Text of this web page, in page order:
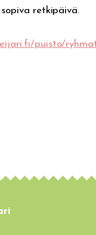
retkipäivä.
puisto/